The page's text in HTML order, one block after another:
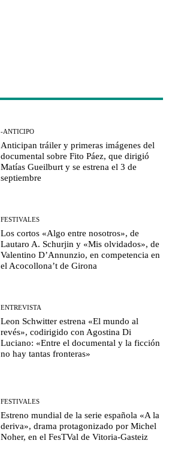
-ANTICIPO
Anticipan tráiler y primeras imágenes del
documental sobre Fito Páez, que dirigió
Matías Gueilburt y se estrena el 3 de
septiembre
FESTIVALES
Los cortos «Algo entre nosotros», de
Lautaro A. Schurjin y «Mis olvidados», de
Valentino D’Annunzio, en competencia en
el Acocollona’t de Girona
ENTREVISTA
Leon Schwitter estrena «El mundo al
revés», codirigido con Agostina Di
Luciano: «Entre el documental y la ficción
no hay tantas fronteras»
FESTIVALES
Estreno mundial de la serie española «A la
deriva», drama protagonizado por Michel
Noher, en el FesTVal de Vitoria-Gasteiz